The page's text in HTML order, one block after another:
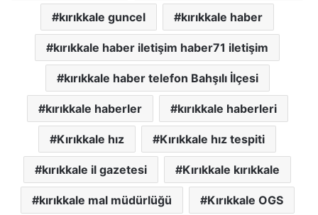
kırıkkale guncel kırıkkale haber
kırıkkale haber iletişim haber71 iletişim
kırıkkale haber telefon Bahşılı İlçesi
kırıkkale haberler kırıkkale haberleri
Kırıkkale hız Kırıkkale hız tespiti
kırıkkale il gazetesi Kırıkkale kırıkkale
kırıkkale mal müdürlüğü Kırıkkale OGS